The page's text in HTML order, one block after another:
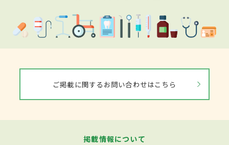
ご掲載に関するお問い合わせはこちら
掲載情報について